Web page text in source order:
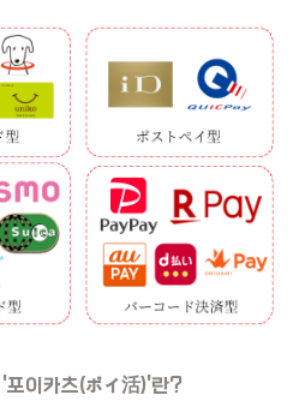
포이카츠(ポイ活)'란?